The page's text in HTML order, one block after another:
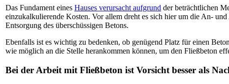
Das Fundament eines Hauses verursacht aufgrund der beträchtlichen
einzukalkulierende Kosten. Vor allem dreht es sich hier um die An-
Entsorgung des überschüssigen Betons.
Ebenfalls ist es wichtig zu bedenken, ob genügend Platz für einen
wie möglich an die Stelle herankommen können, um den Fließbeton
Bei der Arbeit mit Fließbeton ist Vorsicht besser als